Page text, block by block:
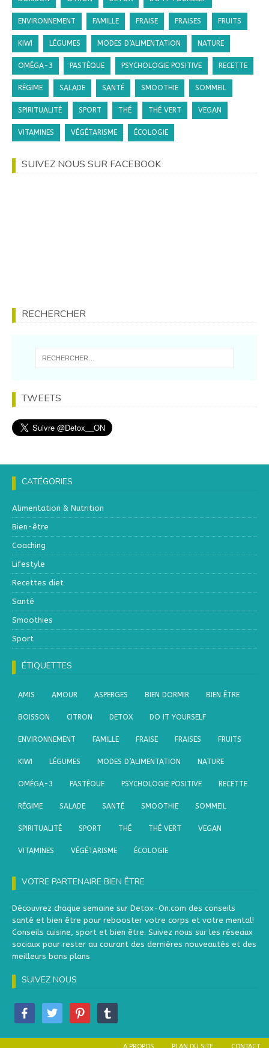
ENVIRONNEMENT FAMILLE FRAISE FRAISES FRUITS
KIWI LÉGUMES MODES D’ALIMENTATION NATURE
OMÉGA-3 PASTÈQUE PSYCHOLOGIE POSITIVE RECETTE
RÉGIME SALADE SANTÉ SMOOTHIE SOMMEIL
SPIRITUALITÉ SPORT THÉ THÉ VERT VEGAN
VITAMINES VÉGÉTARISME ÉCOLOGIE
SUIVEZ NOUS SUR FACEBOOK
RECHERCHER
TWEETS
CATÉGORIES
Alimentation & Nutrition
Bien-être
Coaching
Lifestyle
Recettes diet
Santé
Smoothies
Sport
ÉTIQUETTES
AMIS AMOUR ASPERGES BIEN DORMIR BIEN ÊTRE
BOISSON CITRON DETOX DO IT YOURSELF
ENVIRONNEMENT FAMILLE FRAISE FRAISES FRUITS
KIWI LÉGUMES MODES D’ALIMENTATION NATURE
OMÉGA-3 PASTÈQUE PSYCHOLOGIE POSITIVE RECETTE
RÉGIME SALADE SANTÉ SMOOTHIE SOMMEIL
SPIRITUALITÉ SPORT THÉ THÉ VERT VEGAN
VITAMINES VÉGÉTARISME ÉCOLOGIE
VOTRE PARTENAIRE BIEN ÊTRE
Découvrez chaque semaine sur Detox-On.com des conseils
santé et bien être pour rebooster votre corps et votre mental!
Conseils cuisine, sport et bien être. Suivez nous sur les réseaux
sociaux pour rester au courant des dernières nouveautés et des
meilleurs bons plans
SUIVEZ NOUS